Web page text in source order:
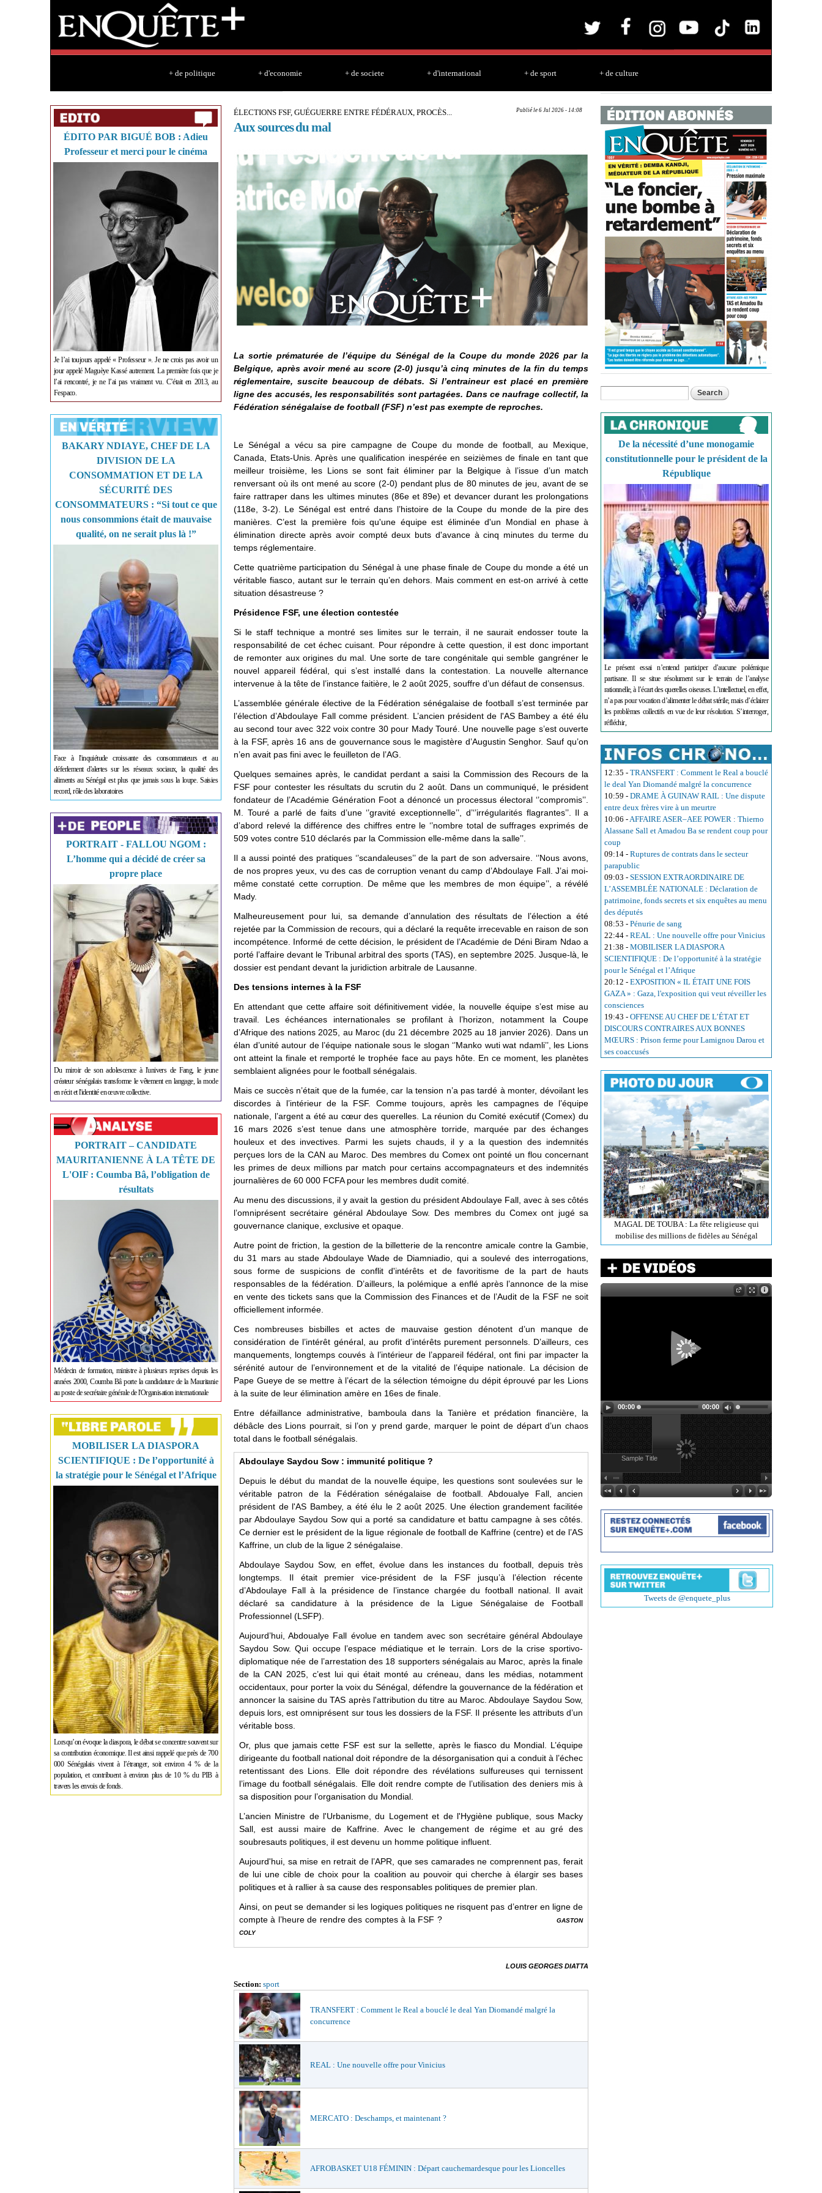
+ de politique + d'economie + de societe + d'international + de sport + de culture
ÉDITO PAR BIGUÉ BOB : Adieu
Professeur et merci pour le cinéma
Je l’ai toujours appelé « Professeur ». Je ne crois pas avoir un
jour appelé Maguèye Kassé autrement. La première fois que je
l’ai rencontré, je ne l’ai pas vraiment vu. C’était en 2013, au
Fespaco.
BAKARY NDIAYE, CHEF DE LA
DIVISION DE LA
CONSOMMATION ET DE LA
SÉCURITÉ DES
CONSOMMATEURS : “Si tout ce que
nous consommions était de mauvaise
qualité, on ne serait plus là !”
Face à l'inquiétude croissante des consommateurs et au
déferlement d'alertes sur les réseaux sociaux, la qualité des
aliments au Sénégal est plus que jamais sous la loupe. Saisies
record, rôle des laboratoires
PORTRAIT - FALLOU NGOM :
L’homme qui a décidé de créer sa
propre place
Du miroir de son adolescence à l'univers de Fang, le jeune
créateur sénégalais transforme le vêtement en langage, la mode
en récit et l'identité en œuvre collective.
PORTRAIT – CANDIDATE
MAURITANIENNE À LA TÊTE DE
L'OIF : Coumba Bâ, l’obligation de
résultats
Médecin de formation, ministre à plusieurs reprises depuis les
années 2000, Coumba Bâ porte la candidature de la Mauritanie
au poste de secrétaire générale de l'Organisation internationale
MOBILISER LA DIASPORA
SCIENTIFIQUE : De l’opportunité à
la stratégie pour le Sénégal et l’Afrique
Lorsqu’on évoque la diaspora, le débat se concentre souvent sur
sa contribution économique. Il est ainsi rappelé que près de 700
000 Sénégalais vivent à l’étranger, soit environ 4 % de la
population, et contribuent à environ plus de 10 % du PIB à
travers les envois de fonds.
Publié le 6 Jul 2026 - 14:08
ÉLECTIONS FSF, GUÉGUERRE ENTRE FÉDÉRAUX, PROCÈS...
Aux sources du mal
La sortie prématurée de l’équipe du Sénégal de la Coupe du monde 2026 par la
Belgique, après avoir mené au score (2-0) jusqu’à cinq minutes de la fin du temps
réglementaire, suscite beaucoup de débats. Si l’entraineur est placé en première
ligne des accusés, les responsabilités sont partagées. Dans ce naufrage collectif, la
Fédération sénégalaise de football (FSF) n’est pas exempte de reproches.
Le Sénégal a vécu sa pire campagne de Coupe du monde de football, au Mexique,
Canada, Etats-Unis. Après une qualification inespérée en seizièmes de finale en tant que
meilleur troisième, les Lions se sont fait éliminer par la Belgique à l’issue d’un match
renversant où ils ont mené au score (2-0) pendant plus de 80 minutes de jeu, avant de se
faire rattraper dans les ultimes minutes (86eet 89e) et devancer durant les prolongations
(118e , 3-2). Le Sénégal est entré dans l’histoire de la Coupe du monde de la pire des
manières. C’est la première fois qu'une équipe est éliminée d'un Mondial en phase à
élimination directe après avoir compté deux buts d'avance à cinq minutes du terme du
temps réglementaire.
Cette quatrième participation du Sénégal à une phase finale de Coupe du monde a été un
véritable fiasco, autant sur le terrain qu’en dehors. Mais comment en est-on arrivé à cette
situation désastreuse ?
Présidence FSF, une élection contestée
Si le staff technique a montré ses limites sur le terrain, il ne saurait endosser toute la
responsabilité de cet échec cuisant. Pour répondre à cette question, il est donc important
de remonter aux origines du mal. Une sorte de tare congénitale qui semble gangréner le
nouvel appareil fédéral, qui s’est installé dans la contestation. La nouvelle alternance
intervenue à la tête de l’instance faitière, le 2 août 2025, souffre d’un défaut de consensus.
L’assemblée générale élective de la Fédération sénégalaise de football s’est terminée par
l’élection d’Abdoulaye Fall comme président. L’ancien président de l'AS Bambey a été élu
au second tour avec 322 voix contre 30 pour Mady Touré. Une nouvelle page s’est ouverte
à la FSF, après 16 ans de gouvernance sous le magistère d’Augustin Senghor. Sauf qu’on
n’en avait pas fini avec le feuilleton de l’AG.
Quelques semaines après, le candidat perdant a saisi la Commission des Recours de la
FSF pour contester les résultats du scrutin du 2 août. Dans un communiqué, le président
fondateur de l’Académie Génération Foot a dénoncé un processus électoral ‘’compromis’’.
M. Touré a parlé de faits d’une ‘’gravité exceptionnelle’’, d’‘’irrégularités flagrantes’’. Il a
d’abord relevé la différence des chiffres entre le ‘’nombre total de suffrages exprimés de
509 votes contre 510 déclarés par la Commission elle-même dans la salle’’.
Il a aussi pointé des pratiques ‘’scandaleuses’’ de la part de son adversaire. ‘’Nous avons,
de nos propres yeux, vu des cas de corruption venant du camp d’Abdoulaye Fall. J’ai moi-
même constaté cette corruption. De même que les membres de mon équipe’’, a révélé
Mady.
Malheureusement pour lui, sa demande d’annulation des résultats de l’élection a été
rejetée par la Commission de recours, qui a déclaré la requête irrecevable en raison de son
incompétence. Informé de cette décision, le président de l’Académie de Déni Biram Ndao a
porté l’affaire devant le Tribunal arbitral des sports (TAS), en septembre 2025. Jusque-là, le
dossier est pendant devant la juridiction arbitrale de Lausanne.
Des tensions internes à la FSF
En attendant que cette affaire soit définitivement vidée, la nouvelle équipe s’est mise au
travail. Les échéances internationales se profilant à l’horizon, notamment la Coupe
d’Afrique des nations 2025, au Maroc (du 21 décembre 2025 au 18 janvier 2026). Dans un
élan d’unité autour de l’équipe nationale sous le slogan ‘’Manko wuti wat ndamli’’, les Lions
ont atteint la finale et remporté le trophée face au pays hôte. En ce moment, les planètes
semblaient alignées pour le football sénégalais.
Mais ce succès n’était que de la fumée, car la tension n’a pas tardé à monter, dévoilant les
discordes à l’intérieur de la FSF. Comme toujours, après les campagnes de l’équipe
nationale, l’argent a été au cœur des querelles. La réunion du Comité exécutif (Comex) du
16 mars 2026 s’est tenue dans une atmosphère torride, marquée par des échanges
houleux et des invectives. Parmi les sujets chauds, il y a la question des indemnités
perçues lors de la CAN au Maroc. Des membres du Comex ont pointé un flou concernant
les primes de deux millions par match pour certains accompagnateurs et des indemnités
journalières de 60 000 FCFA pour les membres dudit comité.
Au menu des discussions, il y avait la gestion du président Abdoulaye Fall, avec à ses côtés
l’omniprésent secrétaire général Abdoulaye Sow. Des membres du Comex ont jugé sa
gouvernance clanique, exclusive et opaque.
Autre point de friction, la gestion de la billetterie de la rencontre amicale contre la Gambie,
du 31 mars au stade Abdoulaye Wade de Diamniadio, qui a soulevé des interrogations,
sous forme de suspicions de conflit d'intérêts et de favoritisme de la part de hauts
responsables de la fédération. D’ailleurs, la polémique a enflé après l’annonce de la mise
en vente des tickets sans que la Commission des Finances et de l’Audit de la FSF ne soit
officiellement informée.
Ces nombreuses bisbilles et actes de mauvaise gestion dénotent d’un manque de
considération de l’intérêt général, au profit d’intérêts purement personnels. D’ailleurs, ces
manquements, longtemps couvés à l’intérieur de l’appareil fédéral, ont fini par impacter la
sérénité autour de l’environnement et de la vitalité de l’équipe nationale. La décision de
Pape Gueye de se mettre à l’écart de la sélection témoigne du dépit éprouvé par les Lions
à la suite de leur élimination amère en 16es de finale.
Entre défaillance administrative, bamboula dans la Tanière et prédation financière, la
débâcle des Lions pourrait, si l’on y prend garde, marquer le point de départ d’un chaos
total dans le football sénégalais.
Abdoulaye Saydou Sow : immunité politique ?
Depuis le début du mandat de la nouvelle équipe, les questions sont soulevées sur le
véritable patron de la Fédération sénégalaise de football. Abdoualye Fall, ancien
président de l'AS Bambey, a été élu le 2 août 2025. Une élection grandement facilitée
par Abdoulaye Saydou Sow qui a porté sa candidature et battu campagne à ses côtés.
Ce dernier est le président de la ligue régionale de football de Kaffrine (centre) et de l’AS
Kaffrine, un club de la ligue 2 sénégalaise.
Abdoulaye Saydou Sow, en effet, évolue dans les instances du football, depuis très
longtemps. Il était premier vice-président de la FSF jusqu’à l’élection récente
d’Abdoulaye Fall à la présidence de l’instance chargée du football national. Il avait
déclaré sa candidature à la présidence de la Ligue Sénégalaise de Football
Professionnel (LSFP).
Aujourd’hui, Abdoualye Fall évolue en tandem avec son secrétaire général Abdoulaye
Saydou Sow. Qui occupe l’espace médiatique et le terrain. Lors de la crise sportivo-
diplomatique née de l’arrestation des 18 supporters sénégalais au Maroc, après la finale
de la CAN 2025, c’est lui qui était monté au créneau, dans les médias, notamment
occidentaux, pour porter la voix du Sénégal, défendre la gouvernance de la fédération et
annoncer la saisine du TAS après l'attribution du titre au Maroc. Abdoulaye Saydou Sow,
depuis lors, est omniprésent sur tous les dossiers de la FSF. Il présente les attributs d’un
véritable boss.
Or, plus que jamais cette FSF est sur la sellette, après le fiasco du Mondial. L’équipe
dirigeante du football national doit répondre de la désorganisation qui a conduit à l’échec
retentissant des Lions. Elle doit répondre des révélations sulfureuses qui ternissent
l’image du football sénégalais. Elle doit rendre compte de l’utilisation des deniers mis à
sa disposition pour l’organisation du Mondial.
L’ancien Ministre de l'Urbanisme, du Logement et de l'Hygiène publique, sous Macky
Sall, est aussi maire de Kaffrine. Avec le changement de régime et au gré des
soubresauts politiques, il est devenu un homme politique influent.
Aujourd'hui, sa mise en retrait de l’APR, que ses camarades ne comprennent pas, ferait
de lui une cible de choix pour la coalition au pouvoir qui cherche à élargir ses bases
politiques et à rallier à sa cause des responsables politiques de premier plan.
Ainsi, on peut se demander si les logiques politiques ne risquent pas d’entrer en ligne de
compte à l’heure de rendre des comptes à la FSF ?
GASTON
COLY
LOUIS GEORGES DIATTA
Section: sport
TRANSFERT : Comment le Real a bouclé le deal Yan Diomandé malgré la
concurrence
REAL : Une nouvelle offre pour Vinicius
MERCATO : Deschamps, et maintenant ?
AFROBASKET U18 FÉMININ : Départ cauchemardesque pour les Lioncelles
Search form
De la nécessité d’une monogamie
constitutionnelle pour le président de la
République
Le présent essai n’entend participer d’aucune polémique
partisane. Il se situe résolument sur le terrain de l’analyse
rationnelle, à l’écart des querelles oiseuses. L’intellectuel, en effet,
n’a pas pour vocation d’alimenter le débat stérile, mais d’éclairer
les problèmes collectifs en vue de leur résolution. S’interroger,
réfléchir,
12:35 - TRANSFERT : Comment le Real a bouclé
le deal Yan Diomandé malgré la concurrence
10:59 - DRAME À GUINAW RAIL : Une dispute
entre deux frères vire à un meurtre
10:06 -AFFAIRE ASER–AEE POWER : Thierno
Alassane Sall et Amadou Ba se rendent coup pour
coup
09:14 - Ruptures de contrats dans le secteur
parapublic
09:03 - SESSION EXTRAORDINAIRE DE
L’ASSEMBLÉE NATIONALE : Déclaration de
patrimoine, fonds secrets et six enquêtes au menu
des députés
08:53 - Pénurie de sang
22:44 - REAL : Une nouvelle offre pour Vinicius
21:38 - MOBILISER LA DIASPORA
SCIENTIFIQUE : De l’opportunité à la stratégie
pour le Sénégal et l’Afrique
20:12 - EXPOSITION « IL ÉTAIT UNE FOIS
GAZA » : Gaza, l'exposition qui veut réveiller les
consciences
19:43 - OFFENSE AU CHEF DE L’ÉTAT ET
DISCOURS CONTRAIRES AUX BONNES
MŒURS : Prison ferme pour Lamignou Darou et
ses coaccusés
MAGAL DE TOUBA : La fête religieuse qui
mobilise des millions de fidèles au Sénégal
00:00 00:00
Sample Title
Tweets de @enquete_plus